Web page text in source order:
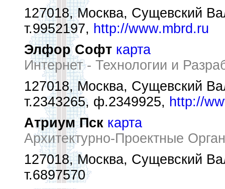
127018, Москва, Сущевский
т.9952197, http://www.mbrd.ru
Элфор Софт карта
Интернет - Технологии и
127018, Москва, Сущевский
т.2343265, ф.2349925, http://
Атриум Пск карта
Архитектурно-Проектные
127018, Москва, Сущевский
т.6897570